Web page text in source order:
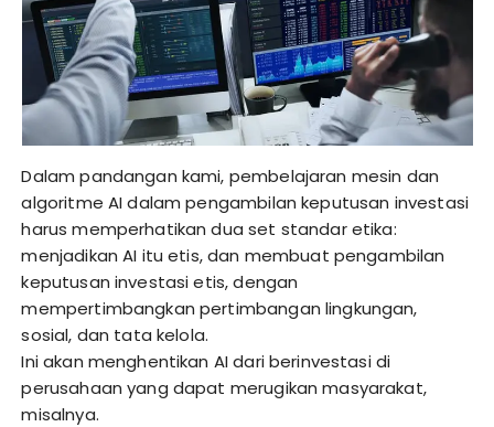
Dalam pandangan kami, pembelajaran mesin dan
algoritme AI dalam pengambilan keputusan investasi
harus memperhatikan dua set standar etika:
menjadikan AI itu etis, dan membuat pengambilan
keputusan investasi etis, dengan
mempertimbangkan pertimbangan lingkungan,
sosial, dan tata kelola.
Ini akan menghentikan AI dari berinvestasi di
perusahaan yang dapat merugikan masyarakat,
misalnya.